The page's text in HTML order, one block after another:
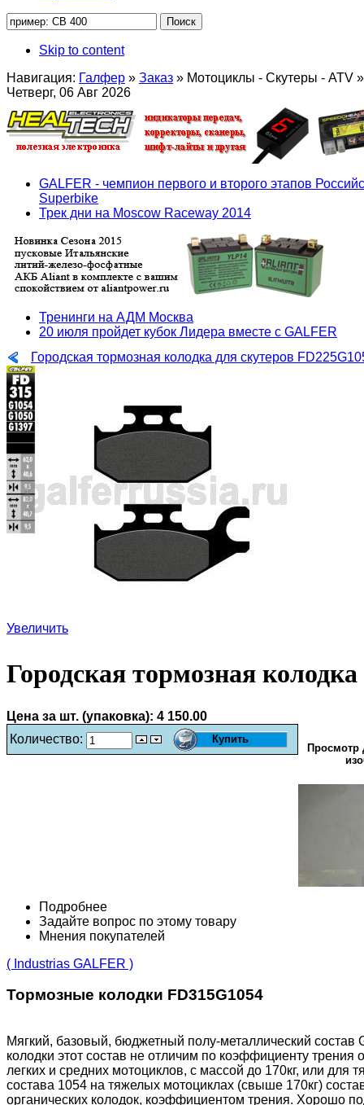
Skip to content
Навигация: Галфер » Заказ » Мотоциклы - Скутеры - ATV »
Четверг, 06 Авг 2026
GALFER - чемпион первого и второго этапов
Superbike
Трек дни на Moscow Raceway 2014
Тренинги на АДМ Москва
20 июля пройдет кубок Лидера вместе с GALFER
Городская тормозная колодка для скутеров
Увеличить
Городская тормозная
Цена за шт. (упаковка): 4 150.00
Количество:
Просмотр
Подробнее
Задайте вопрос по этому товару
Мнения покупателей
( Industrias GALFER )
Тормозные колодки FD315G1054
Мягкий, базовый, бюджетный полу-металлический
колодки этот состав не отличим по коэффициенту
легких и средних мотоциклов, с массой до 170кг, или
состава 1054 на тяжелых мотоциклах (свыше 170кг)
органических колодок, коэффициентом трения. Хорошо